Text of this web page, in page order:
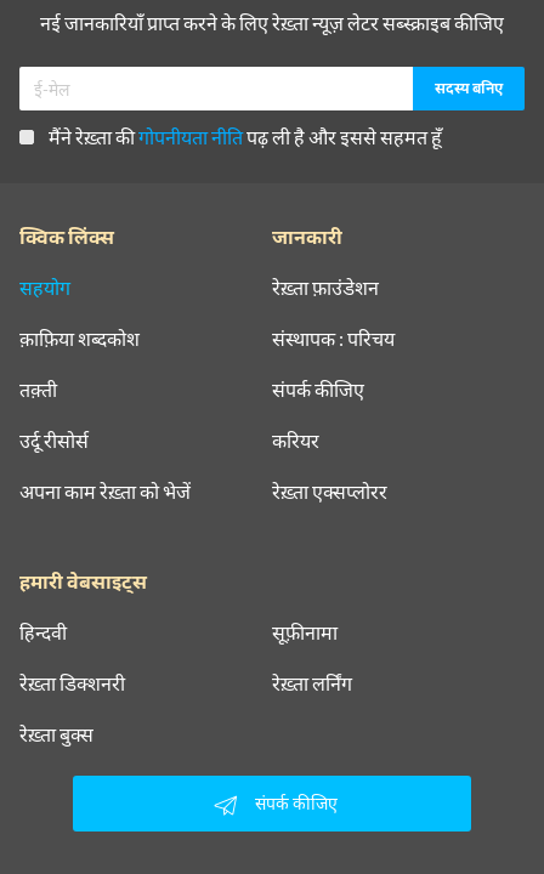
नई जानकारियाँ प्राप्त करने के लिए रेख़्ता न्यूज़ लेटर सब्स्क्राइब कीजिए
मैंने रेख़्ता कीगोपनीयता नीतिपढ़ ली है और इससे सहमत हूँ
क्विक लिंक्स
सहयोग
क़ाफ़िया शब्दकोश
तक़्ती
उर्दू रीसोर्स
अपना काम रेख़्ता को भेजें
जानकारी
रेख़्ता फ़ाउंडेशन
संस्थापक : परिचय
संपर्क कीजिए
करियर
रेख़्ता एक्सप्लोरर
हमारी वेबसाइट्स
हिन्दवी सूफ़ीनामा
रेख़्ता डिक्शनरी रेख़्ता लर्निंग
रेख़्ता बुक्स
संपर्क कीजिए